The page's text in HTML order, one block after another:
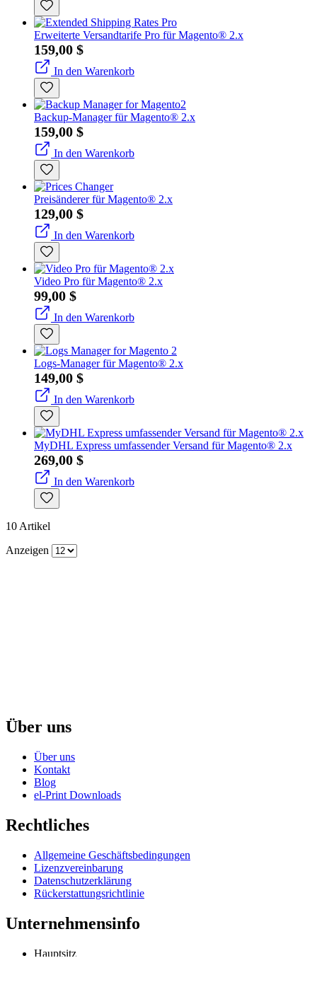
Erweiterte Versandtarife Pro für Magento® 2.x
159,00 $
In den Warenkorb
Backup-Manager für Magento® 2.x
159,00 $
In den Warenkorb
Preisänderer für Magento® 2.x
129,00 $
In den Warenkorb
Video Pro für Magento® 2.x
99,00 $
In den Warenkorb
Logs-Manager für Magento® 2.x
149,00 $
In den Warenkorb
MyDHL Express umfassender Versand für Magento® 2.x
269,00 $
In den Warenkorb
10Artikel
Anzeigen
Über uns
Über uns
Kontakt
Blog
el-Print Downloads
Rechtliches
Allgemeine Geschäftsbedingungen
Lizenzvereinbarung
Datenschutzerklärung
Rückerstattungsrichtlinie
Unternehmensinfo
Hauptsitz